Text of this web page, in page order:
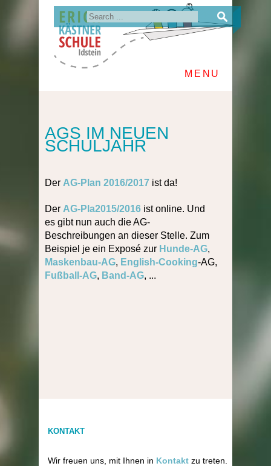
MENU
AGS IM NEUEN
SCHULJAHR
Der AG-Plan 2016/2017 ist da!
Der AG-Pla2015/2016 ist online. Und
es gibt nun auch die AG-
Beschreibungen an dieser Stelle. Zum
Beispiel je ein Exposé zur Hunde-AG,
Maskenbau-AG, English-Cooking-AG,
Fußball-AG, Band-AG, ...
KONTAKT
Wir freuen uns, mit Ihnen in Kontakt zu treten.